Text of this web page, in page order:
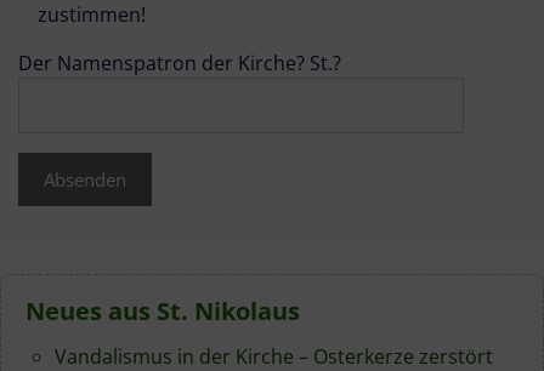
zustimmen!
Der Namenspatron der Kirche? St.?
Neues aus St. Nikolaus
Vandalismus in der Kirche – Osterkerze zerstört